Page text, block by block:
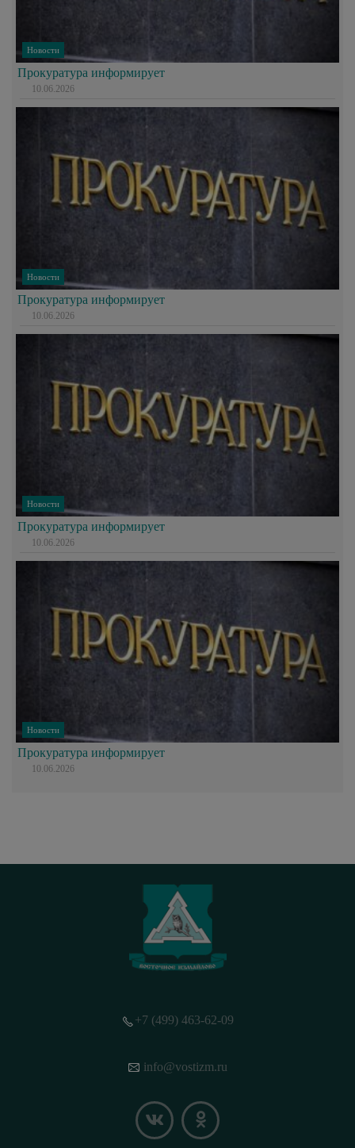
Новости
Прокуратура информирует
10.06.2026
Новости
Прокуратура информирует
10.06.2026
Новости
Прокуратура информирует
10.06.2026
Новости
Прокуратура информирует
10.06.2026
+7 (499) 463-62-09
info@vostizm.ru